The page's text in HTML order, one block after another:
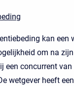
kan een
om na
een concurrent
wetgever heeft